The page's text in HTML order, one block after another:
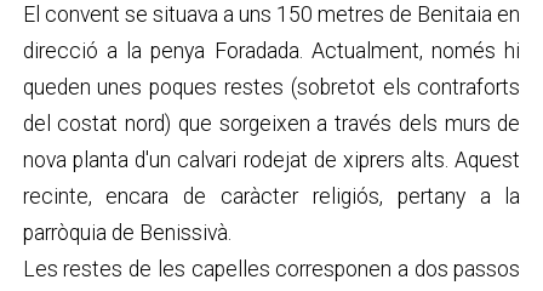
El convent se situava a uns 150 metres de Benitaia en
direcció a la penya Foradada. Actualment, només hi
queden unes poques restes (sobretot els contraforts
del costat nord) que sorgeixen a través dels murs de
nova planta d'un calvari rodejat de xiprers alts. Aquest
recinte, encara de caràcter religiós, pertany a la
parròquia de Benissivà.
Les restes de les capelles corresponen a dos passos